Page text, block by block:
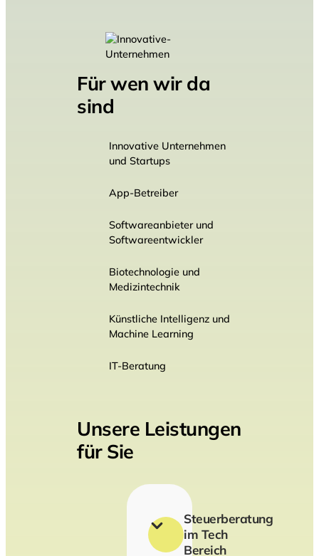
Für wen wir da
sind
Innovative Unternehmen
und Startups
App-Betreiber
Softwareanbieter und
Softwareentwickler
Biotechnologie und
Medizintechnik
Künstliche Intelligenz und
Machine Learning
IT-Beratung
Unsere Leistungen
für Sie
Steuerberatung
im Tech
Bereich